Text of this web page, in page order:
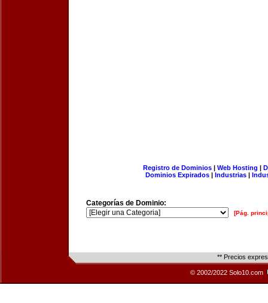
Registro de Dominios| Web Hosting |
Dominios Expirados | Industrias |
Categorías de Dominio:
[Pág.
** Precios
© 2002/2022 Solo10.com